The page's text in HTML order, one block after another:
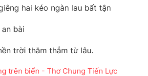
hai kéo ngàn lau bất tận
bài
trời thăm thẳm từ lâu.
trên biển - Thơ Chung Tiến Lực